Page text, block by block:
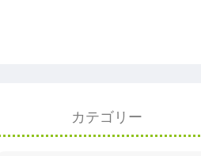
カテゴリー